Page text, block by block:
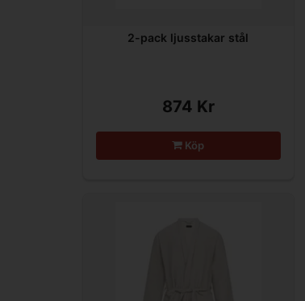
2-pack ljusstakar stål
874 Kr
Köp